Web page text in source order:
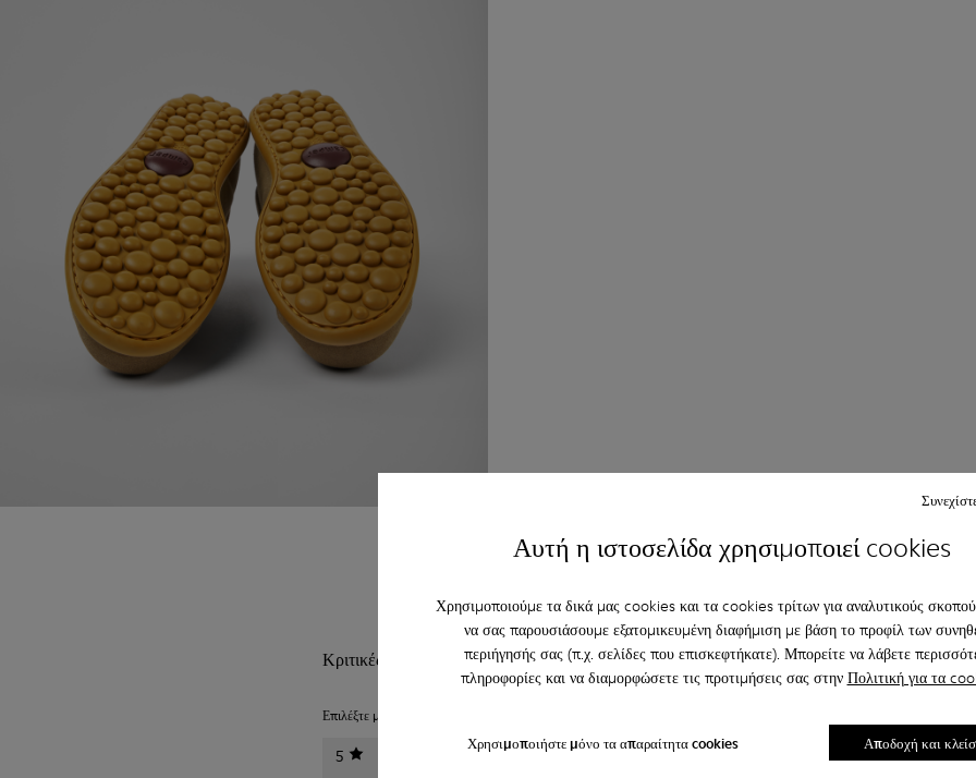
Αυτή η ιστοσελίδα χρησιμοποιεί cookies
Χρησιμοποιούμε τα δικά μας cookies και τα cookies τρίτων για αναλυτικούς
να σας παρουσιάσουμε εξατομικευμένη διαφήμιση με βάση το προφίλ των
περιήγησής σας (π.χ. σελίδες που επισκεφτήκατε). Μπορείτε να λάβετε
πληροφορίες και να διαμορφώσετε τις προτιμήσεις σας στην Πολιτική για τα
Χρησιμοποιήστε μόνο τα απαραίτητα cookies Αποδοχή και
Κριτικές για Pelotas
Επιλέξτε μια αξιολόγηση παρακάτω για να φιλτράρετε τις κριτικές.
5
160